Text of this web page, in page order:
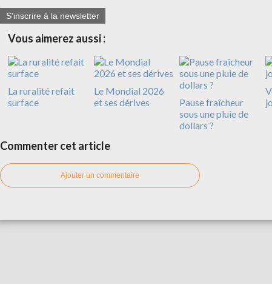
S'inscrire à la newsletter
Vous aimerez aussi :
La ruralité refait
surface
Le Mondial 2026
et ses dérives
Pause fraîcheur
sous une pluie de
dollars ?
Commenter cet article
Ajouter un commentaire